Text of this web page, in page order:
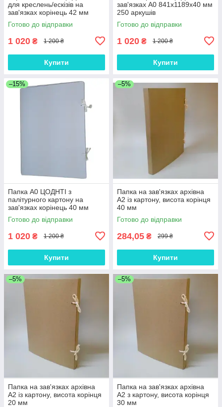
для креслень/ескізів на
зав'язках корінець 42 мм
841х1189 мм
Готово до відправки
1 020 ₴ 1 200 ₴
Купити
зав'язках А0 841х1189х40 мм
250 аркушів
Готово до відправки
1 020 ₴ 1 200 ₴
Купити
–15%
Папка А0 ЦОДНТІ з
палітурного картону на
зав'язках корінець 40 мм
Готово до відправки
1 020 ₴ 1 200 ₴
Купити
–5%
Папка на зав'язках архівна
А2 із картону, висота корінця
40 мм
Готово до відправки
284,05 ₴ 299 ₴
Купити
–5%
Папка на зав'язках архівна
А2 із картону, висота корінця
20 мм
–5%
Папка на зав'язках архівна
А2 з картону, висота корінця
30 мм